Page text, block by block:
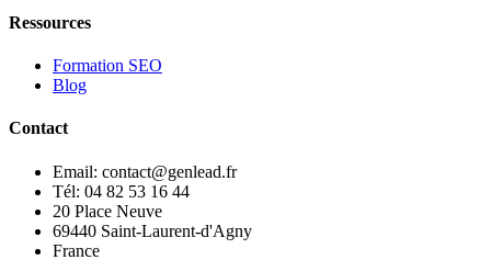
Ressources
Formation SEO
Blog
Contact
Email: contact@genlead.fr
Tél: 04 82 53 16 44
20 Place Neuve
69440 Saint-Laurent-d'Agny
France